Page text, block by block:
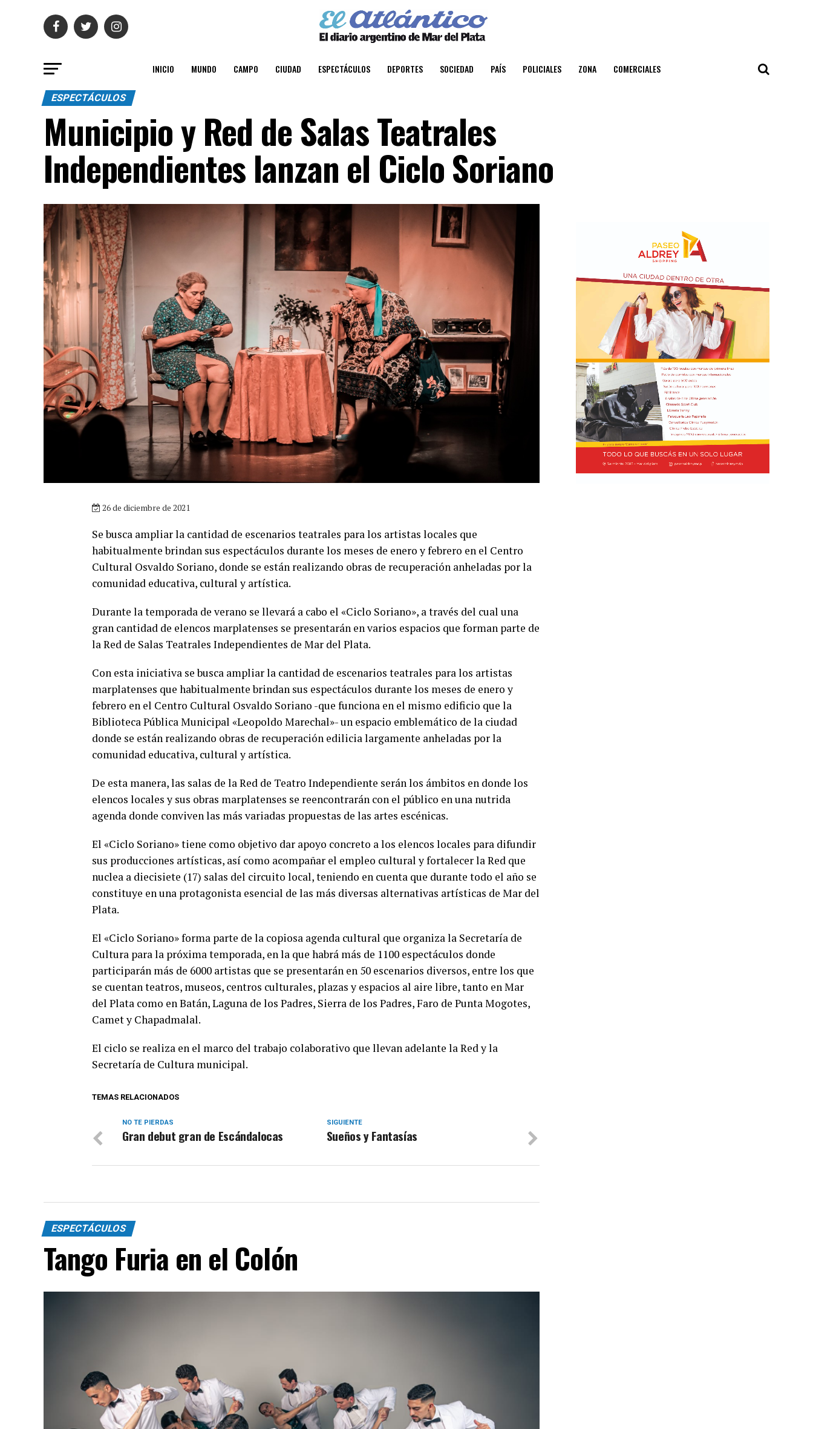
INICIO MUNDO CAMPO CIUDAD ESPECTÁCULOS DEPORTES SOCIEDAD PAÍS POLICIALES ZONA COMERCIALES
ESPECTÁCULOS
Municipio y Red de Salas Teatrales
Independientes lanzan el Ciclo Soriano
26 de diciembre de 2021
Se busca ampliar la cantidad de escenarios teatrales para los artistas locales que
habitualmente brindan sus espectáculos durante los meses de enero y febrero en el Centro
Cultural Osvaldo Soriano, donde se están realizando obras de recuperación anheladas por la
comunidad educativa, cultural y artística.
Durante la temporada de verano se llevará a cabo el «Ciclo Soriano», a través del cual una
gran cantidad de elencos marplatenses se presentarán en varios espacios que forman parte de
la Red de Salas Teatrales Independientes de Mar del Plata.
Con esta iniciativa se busca ampliar la cantidad de escenarios teatrales para los artistas
marplatenses que habitualmente brindan sus espectáculos durante los meses de enero y
febrero en el Centro Cultural Osvaldo Soriano -que funciona en el mismo edificio que la
Biblioteca Pública Municipal «Leopoldo Marechal»- un espacio emblemático de la ciudad
donde se están realizando obras de recuperación edilicia largamente anheladas por la
comunidad educativa, cultural y artística.
De esta manera, las salas de la Red de Teatro Independiente serán los ámbitos en donde los
elencos locales y sus obras marplatenses se reencontrarán con el público en una nutrida
agenda donde conviven las más variadas propuestas de las artes escénicas.
El «Ciclo Soriano» tiene como objetivo dar apoyo concreto a los elencos locales para difundir
sus producciones artísticas, así como acompañar el empleo cultural y fortalecer la Red que
nuclea a diecisiete (17) salas del circuito local, teniendo en cuenta que durante todo el año se
constituye en una protagonista esencial de las más diversas alternativas artísticas de Mar del
Plata.
El «Ciclo Soriano» forma parte de la copiosa agenda cultural que organiza la Secretaría de
Cultura para la próxima temporada, en la que habrá más de 1100 espectáculos donde
participarán más de 6000 artistas que se presentarán en 50 escenarios diversos, entre los que
se cuentan teatros, museos, centros culturales, plazas y espacios al aire libre, tanto en Mar
del Plata como en Batán, Laguna de los Padres, Sierra de los Padres, Faro de Punta Mogotes,
Camet y Chapadmalal.
El ciclo se realiza en el marco del trabajo colaborativo que llevan adelante la Red y la
Secretaría de Cultura municipal.
TEMAS RELACIONADOS
SIGUIENTE
Sueños y Fantasías
NO TE PIERDAS
Gran debut gran de Escándalocas
ESPECTÁCULOS
Tango Furia en el Colón